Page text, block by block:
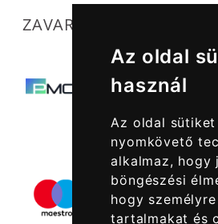
Az oldal
használ
Az oldal sütiket
nyomkövető
alkalmaz, hogy
böngészési
hogy
tartalmakat és
ZAVARTALAN